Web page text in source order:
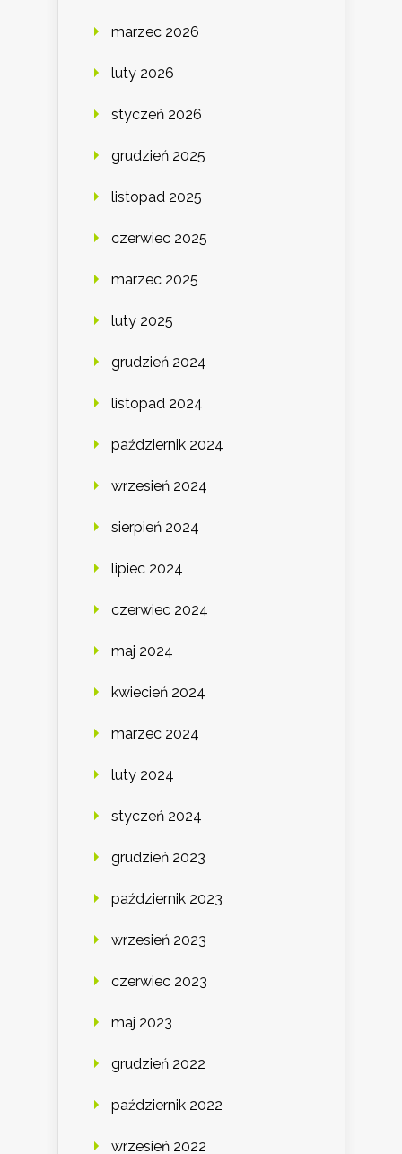
marzec 2026
luty 2026
styczeń 2026
grudzień 2025
listopad 2025
czerwiec 2025
marzec 2025
luty 2025
grudzień 2024
listopad 2024
październik 2024
wrzesień 2024
sierpień 2024
lipiec 2024
czerwiec 2024
maj 2024
kwiecień 2024
marzec 2024
luty 2024
styczeń 2024
grudzień 2023
październik 2023
wrzesień 2023
czerwiec 2023
maj 2023
grudzień 2022
październik 2022
wrzesień 2022